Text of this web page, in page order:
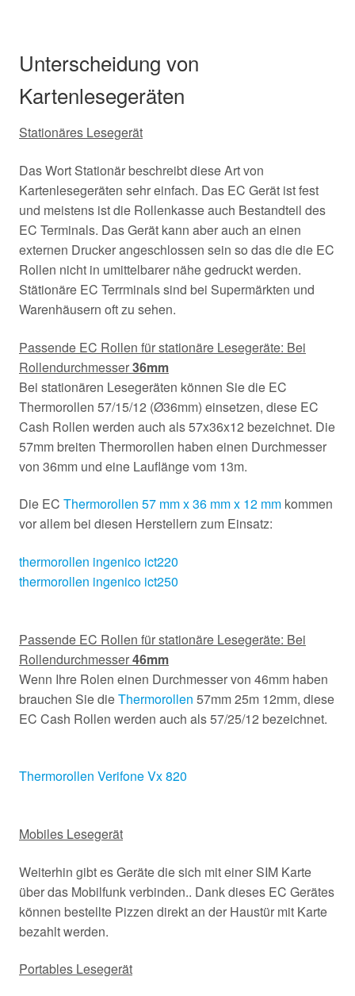
Unterscheidung von
Kartenlesegeräten
Stationäres Lesegerät
Das Wort Stationär beschreibt diese Art von
Kartenlesegeräten sehr einfach. Das EC Gerät ist fest
und meistens ist die Rollenkasse auch Bestandteil des
EC Terminals. Das Gerät kann aber auch an einen
externen Drucker angeschlossen sein so das die die EC
Rollen nicht in umittelbarer nähe gedruckt werden.
Stätionäre EC Terrminals sind bei Supermärkten und
Warenhäusern oft zu sehen.
Passende EC Rollen für stationäre Lesegeräte: Bei
Rollendurchmesser36mm
Bei stationären Lesegeräten können Sie die EC
Thermorollen 57/15/12 (Ø36mm) einsetzen, diese EC
Cash Rollen werden auch als 57x36x12 bezeichnet. Die
57mm breiten Thermorollen haben einen Durchmesser
von 36mm und eine Lauflänge vom 13m.
Die EC Thermorollen 57 mm x 36 mm x 12 mm kommen
vor allem bei diesen Herstellern zum Einsatz:
thermorollen ingenico ict220
thermorollen ingenico ict250
Passende EC Rollen für stationäre Lesegeräte: Bei
Rollendurchmesser46mm
Wenn Ihre Rolen einen Durchmesser von 46mm haben
brauchen Sie dieThermorollen 57mm 25m 12mm, diese
EC Cash Rollen werden auch als 57/25/12 bezeichnet.
Thermorollen Verifone Vx 820
Mobiles Lesegerät
Weiterhin gibt es Geräte die sich mit einer SIM Karte
über das Mobilfunk verbinden.. Dank dieses EC Gerätes
können bestellte Pizzen direkt an der Haustür mit Karte
bezahlt werden.
Portables Lesegerät